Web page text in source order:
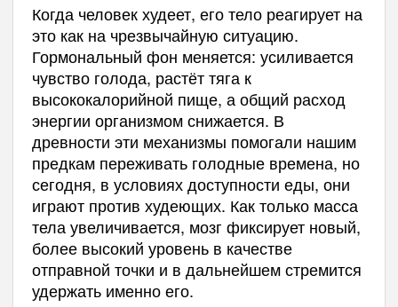
Когда человек худеет, его тело реагирует на
это как на чрезвычайную ситуацию.
Гормональный фон меняется: усиливается
чувство голода, растёт тяга к
высококалорийной пище, а общий расход
энергии организмом снижается. В
древности эти механизмы помогали нашим
предкам переживать голодные времена, но
сегодня, в условиях доступности еды, они
играют против худеющих. Как только масса
тела увеличивается, мозг фиксирует новый,
более высокий уровень в качестве
отправной точки и в дальнейшем стремится
удержать именно его.